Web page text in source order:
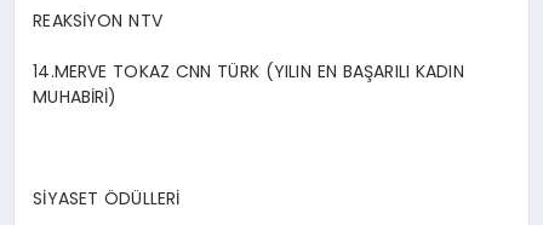
REAKSİYON NTV
14.MERVE TOKAZ CNN TÜRK (YILIN EN BAŞARILI KADIN
MUHABİRİ)
SİYASET ÖDÜLLERİ